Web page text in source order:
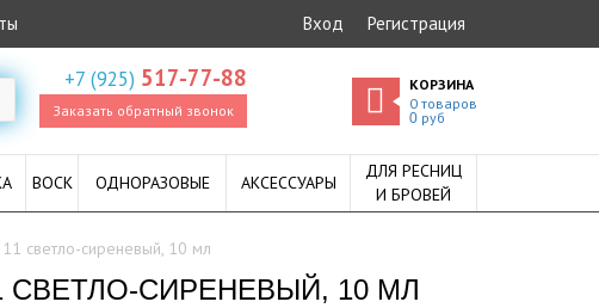
Вход Регистрация
+7 (925) 517-77-88
Заказать обратный звонок
КОРЗИНА
0 товаров
0руб
ВОСК ОДНОРАЗОВЫЕ АКСЕССУАРЫ
ДЛЯ РЕСНИЦ
И БРОВЕЙ
светло-сиреневый, 10 мл
СВЕТЛО-СИРЕНЕВЫЙ, 10 МЛ